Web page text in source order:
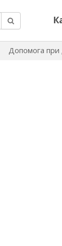
Допомога